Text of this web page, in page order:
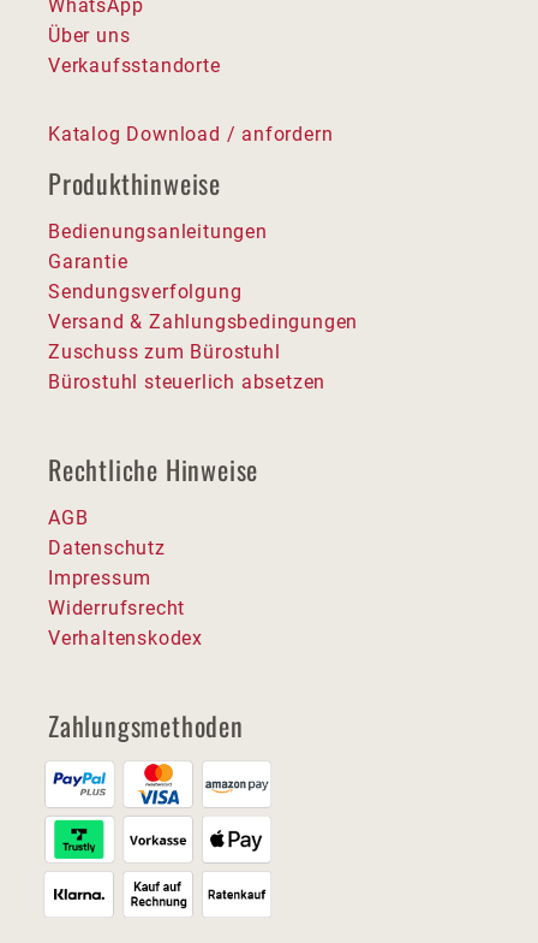
WhatsApp
Über uns
Verkaufsstandorte
Katalog Download / anfordern
Produkthinweise
Bedienungsanleitungen
Garantie
Sendungsverfolgung
Versand & Zahlungsbedingungen
Zuschuss zum Bürostuhl
Bürostuhl steuerlich absetzen
Rechtliche Hinweise
AGB
Datenschutz
Impressum
Widerrufsrecht
Verhaltenskodex
Zahlungsmethoden